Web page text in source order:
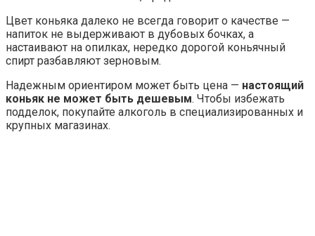
Цвет коньяка далеко не всегда говорит о качестве —
напиток не выдерживают в дубовых бочках, а
настаивают на опилках, нередко дорогой коньячный
спирт разбавляют зерновым.
Надежным ориентиром может быть цена — настоящий
коньяк не может быть дешевым. Чтобы избежать
подделок, покупайте алкоголь в специализированных и
крупных магазинах.